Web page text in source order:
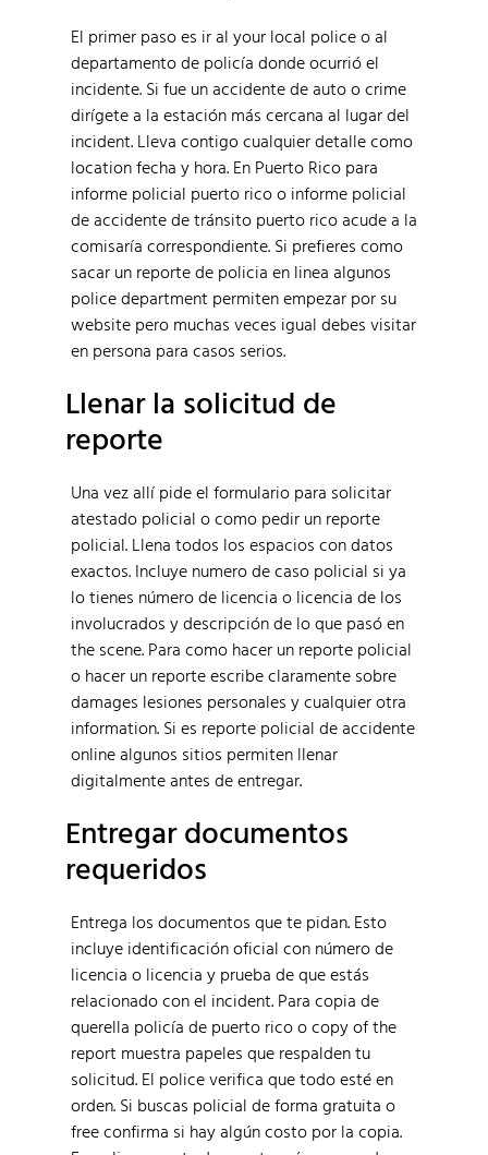
El primer paso es ir al your local police o al
departamento de policía donde ocurrió el
incidente. Si fue un accidente de auto o crime
dirígete a la estación más cercana al lugar del
incident. Lleva contigo cualquier detalle como
location fecha y hora. En Puerto Rico para
informe policial puerto rico o informe policial
de accidente de tránsito puerto rico acude a la
comisaría correspondiente. Si prefieres como
sacar un reporte de policia en linea algunos
police department permiten empezar por su
website pero muchas veces igual debes visitar
en persona para casos serios.
Llenar la solicitud de
reporte
Una vez allí pide el formulario para solicitar
atestado policial o como pedir un reporte
policial. Llena todos los espacios con datos
exactos. Incluye numero de caso policial si ya
lo tienes número de licencia o licencia de los
involucrados y descripción de lo que pasó en
the scene. Para como hacer un reporte policial
o hacer un reporte escribe claramente sobre
damages lesiones personales y cualquier otra
information. Si es reporte policial de accidente
online algunos sitios permiten llenar
digitalmente antes de entregar.
Entregar documentos
requeridos
Entrega los documentos que te pidan. Esto
incluye identificación oficial con número de
licencia o licencia y prueba de que estás
relacionado con el incident. Para copia de
querella policía de puerto rico o copy of the
report muestra papeles que respalden tu
solicitud. El police verifica que todo esté en
orden. Si buscas policial de forma gratuita o
free confirma si hay algún costo por la copia.